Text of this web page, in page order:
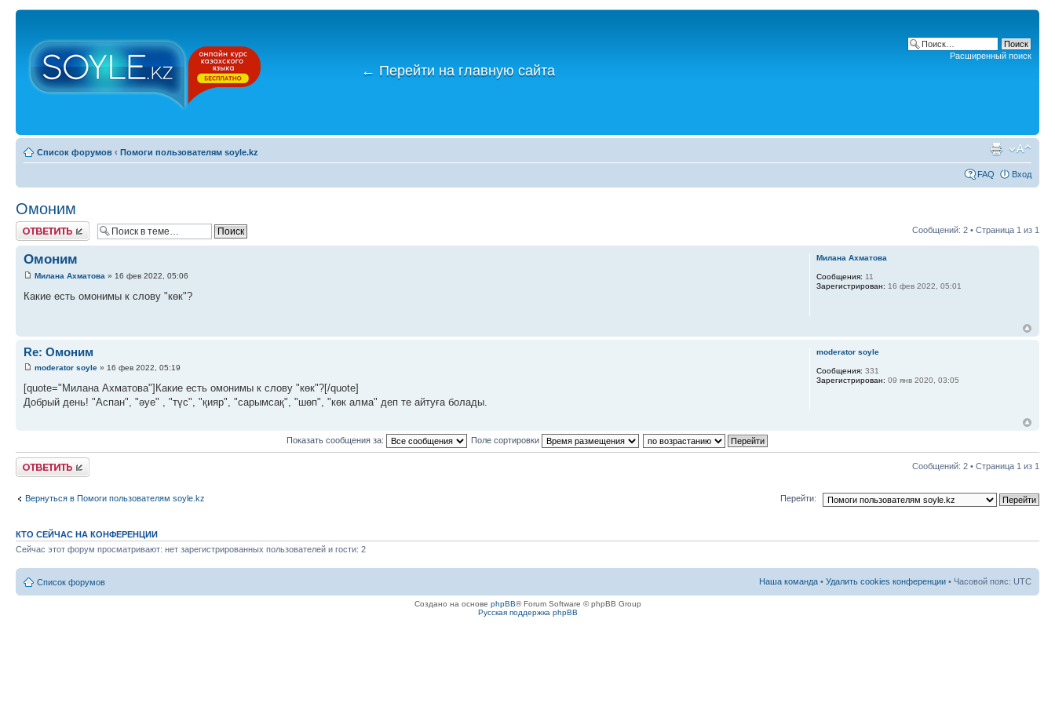
← Перейти на главную сайта
Расширенный поиск
Список форумов ‹ Помоги пользователям soyle.kz
FAQ Вход
Омоним
Ответить Сообщений: 2 • Страница 1 из 1
Омоним
Милана Ахматова » 16 фев 2022, 05:06
Какие есть омонимы к слову "көк"?
Милана Ахматова
Сообщения: 11
Зарегистрирован: 16 фев 2022, 05:01
Re: Омоним
moderator soyle » 16 фев 2022, 05:19
[quote="Милана Ахматова"]Какие есть омонимы к слову "көк"?[/quote]
Добрый день! "Аспан", "әуе" , "түс", "қияр", "сарымсақ", "шөп", "көк алма" деп те айтуға болады.
moderator soyle
Сообщения: 331
Зарегистрирован: 09 янв 2020, 03:05
Показать сообщения за: Поле сортировки
Ответить Сообщений: 2 • Страница 1 из 1
Вернуться в Помоги пользователям soyle.kz Перейти:
КТО СЕЙЧАС НА КОНФЕРЕНЦИИ
Сейчас этот форум просматривают: нет зарегистрированных пользователей и гости: 2
Список форумов Наша команда • Удалить cookies конференции • Часовой пояс: UTC
Создано на основе phpBB® Forum Software © phpBB Group
Русская поддержка phpBB